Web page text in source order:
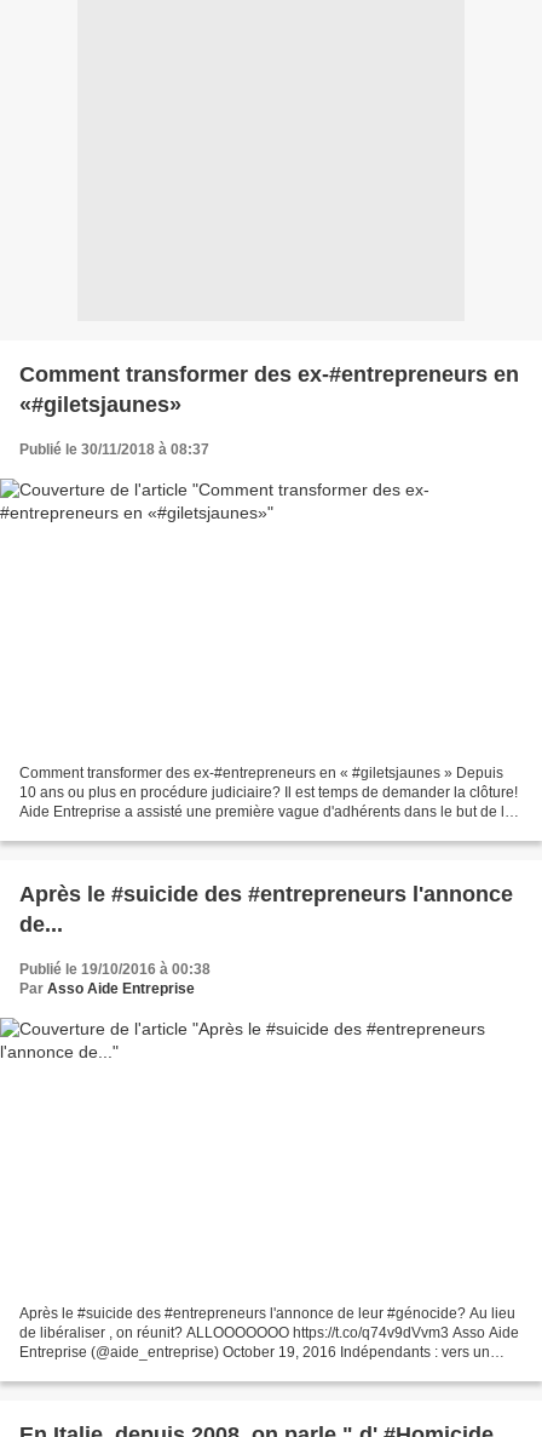
Comment transformer des ex-#entrepreneurs en
«#giletsjaunes»
Publié le 30/11/2018 à 08:37
Comment transformer des ex-#entrepreneurs en « #giletsjaunes » Depuis
10 ans ou plus en procédure judiciaire? Il est temps de demander la clôture!
Aide Entreprise a assisté une première vague d'adhérents dans le but de les
Après le #suicide des #entrepreneurs l'annonce
de...
Publié le 19/10/2016 à 00:38
Par Asso Aide Entreprise
Après le #suicide des #entrepreneurs l'annonce de leur #génocide? Au lieu
de libéraliser , on réunit? ALLOOOOOOO https://t.co/q74v9dVvm3 Asso Aide
Entreprise (@aide_entreprise) October 19, 2016 Indépendants : vers un